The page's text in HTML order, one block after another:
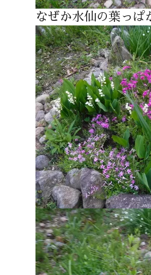
なぜか水仙の葉っ